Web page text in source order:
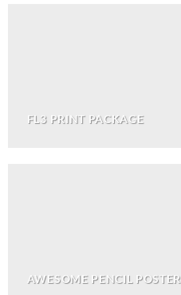
FL3 PRINT PACKAGE
AWESOME PENCIL POSTER